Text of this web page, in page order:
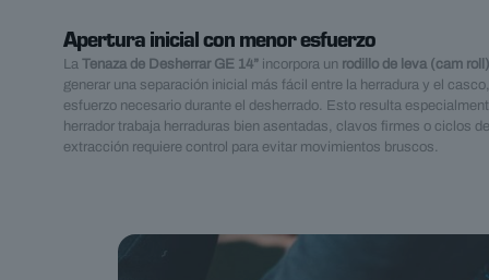
Apertura inicial con menor esfuerzo
La Tenaza de Desherrar GE 14” incorpora un rodillo de leva (cam roll)
generar una separación inicial más fácil entre la herradura y el
esfuerzo necesario durante el desherrado. Esto resulta
herrador trabaja herraduras bien asentadas, clavos firmes o ciclos
extracción requiere control para evitar movimientos bruscos.